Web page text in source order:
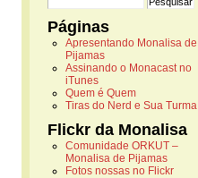
Páginas
Apresentando Monalisa de
Pijamas
Assinando o Monacast no
iTunes
Quem é Quem
Tiras do Nerd e Sua Turma
Flickr da Monalisa
Comunidade ORKUT –
Monalisa de Pijamas
Fotos nossas no Flickr